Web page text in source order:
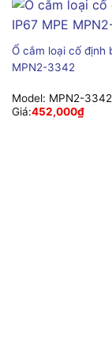
Ổ cắm loại cố định
MPN2-3342
Model: MPN2-3342
Giá:452,000₫